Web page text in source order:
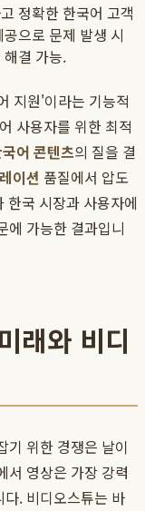
정확한 한국어 고객
공으로 문제 발생 시
해결 가능.
지원'이라는 기능적
사용자를 위한 최적
어 콘텐츠의 질을 결
이션 품질에서 압도
한국 시장과 사용자에
에 가능한 결과입니
래와 비디
기 위한 경쟁은 날이
서 영상은 가장 강력
. 비디오스튜는 바